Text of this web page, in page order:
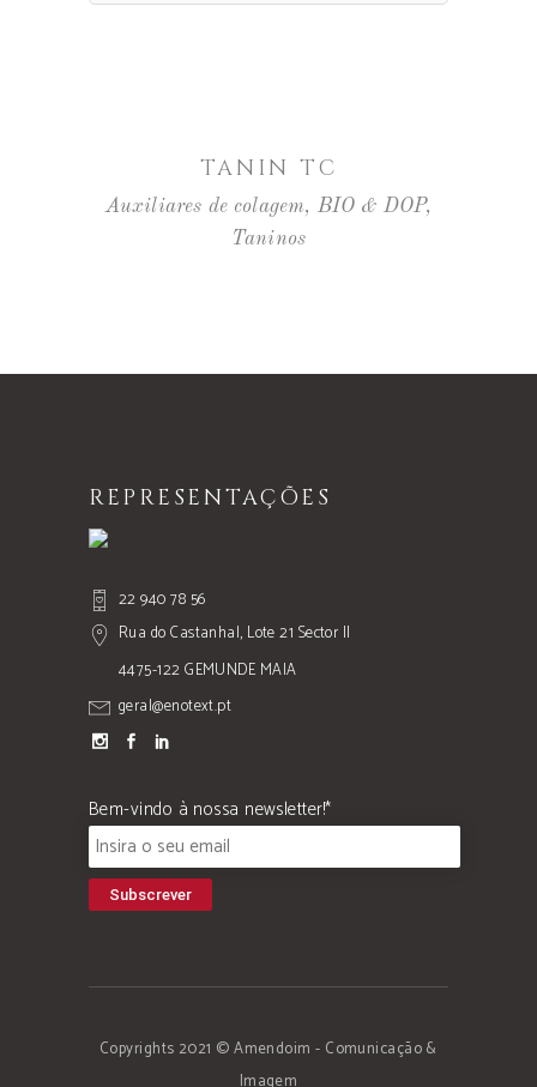
TANIN TC
Auxiliares de colagem, BIO & DOP,
Taninos
REPRESENTAÇÕES
22 940 78 56
Rua do Castanhal, Lote 21 Sector II
4475-122 GEMUNDE MAIA
geral@enotext.pt
Bem-vindo à nossa newsletter!*
Copyrights 2021 © Amendoim - Comunicação &